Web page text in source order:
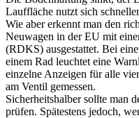
Lauffläche nutzt sich
Wie aber erkennt man den
Neuwagen in der EU mit
(RDKS) ausgestattet. Bei
einem Rad leuchtet eine
einzelne Anzeigen für alle
am Ventil gemessen.
Sicherheitshalber sollte man
prüfen. Spätestens jedoch,